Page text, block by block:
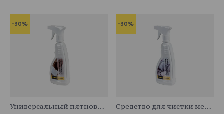
-30%
Универсальный пятновыводитель
-30%
Средство для чистки мебельных тканей